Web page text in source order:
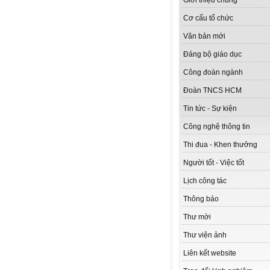
Cơ cấu tổ chức
Văn bản mới
Đảng bộ giáo dục
Công đoàn ngành
Đoàn TNCS HCM
Tin tức - Sự kiện
Công nghệ thông tin
Thi đua - Khen thưởng
Người tốt - Việc tốt
Lịch công tác
Thông báo
Thư mời
Thư viện ảnh
Liên kết website